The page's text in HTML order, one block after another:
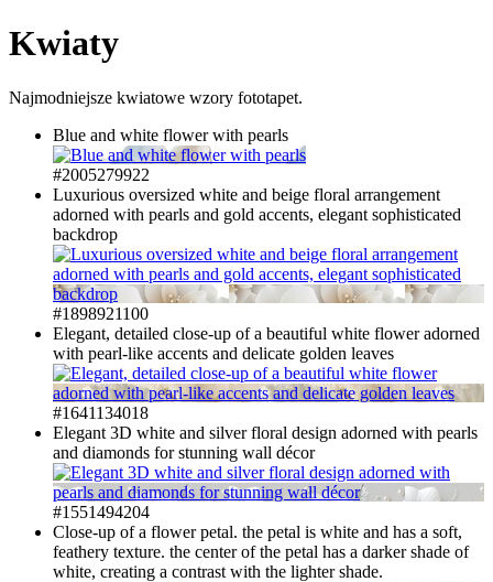
Kwiaty
Najmodniejsze kwiatowe wzory fototapet.
Blue and white flower with pearls
#2005279922
Luxurious oversized white and beige floral arrangement
adorned with pearls and gold accents, elegant sophisticated
backdrop
#1898921100
Elegant, detailed close-up of a beautiful white flower adorned
with pearl-like accents and delicate golden leaves
#1641134018
Elegant 3D white and silver floral design adorned with pearls
and diamonds for stunning wall décor
#1551494204
Close-up of a flower petal. the petal is white and has a soft,
feathery texture. the center of the petal has a darker shade of
white, creating a contrast with the lighter shade.